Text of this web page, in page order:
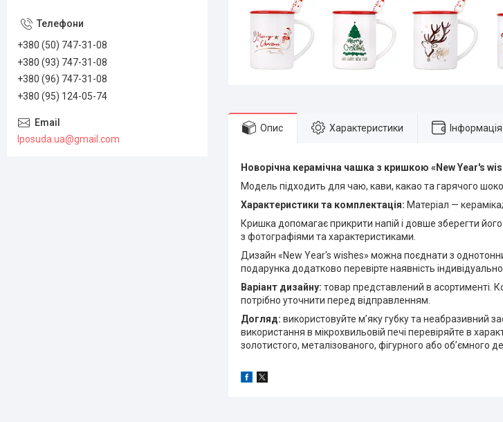
Опис Характеристики
Новорічна керамічна чашка з кришкою «New Year's
Модель підходить для чаю, кави, какао та гарячого
Характеристики та комплектація: Матеріал —
Кришка допомагає прикрити напій і довше зберегти
з фотографіями та характеристиками.
Дизайн «New Year's wishes» можна поєднати з
подарунка додатково перевірте наявність
Варіант дизайну: товар представлений в асортименті.
потрібно уточнити перед відправленням.
Догляд: використовуйте м’яку губку та неабразивний
використання в мікрохвильовій печі перевіряйте в
золотистого, металізованого, фігурного або об’ємного
+380 (50) 747-31-08
+380 (93) 747-31-08
+380 (96) 747-31-08
+380 (95) 124-05-74
lposuda.ua@gmail.com